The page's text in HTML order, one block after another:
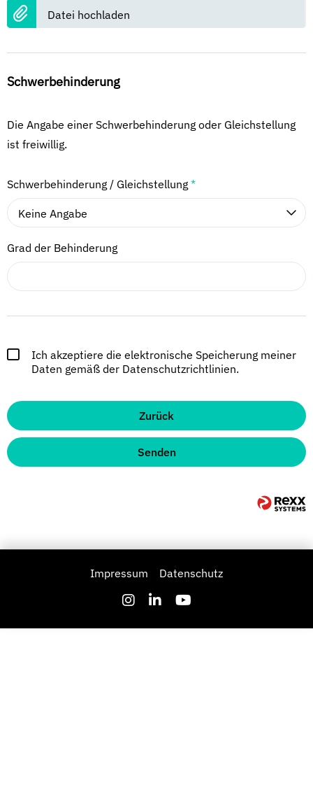
Datei hochladen
Schwerbehinderung
Die Angabe einer Schwerbehinderung oder Gleichstellung
ist freiwillig.
Schwerbehinderung / Gleichstellung *
Keine Angabe
Grad der Behinderung
Ich akzeptiere die elektronische Speicherung meiner
Daten gemäß der Datenschutzrichtlinien.
Zurück
Senden
Impressum Datenschutz